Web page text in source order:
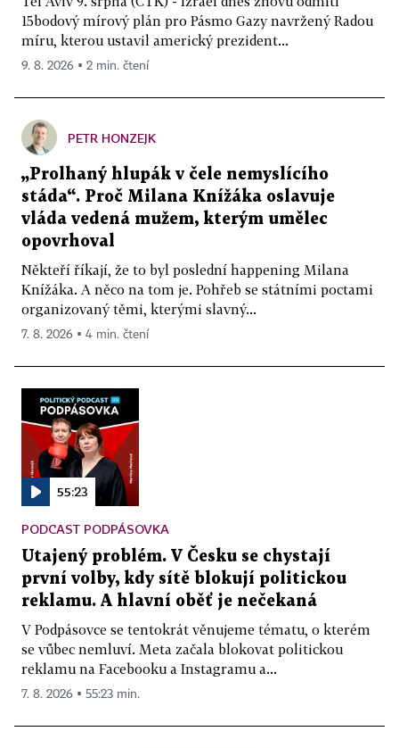
15bodový mírový plán pro Pásmo Gazy navržený Radou
míru, kterou ustavil americký prezident...
9. 8. 2026 ▪ 2 min. čtení
PETR HONZEJK
„Prolhaný hlupák v čele nemyslícího
stáda“. Proč Milana Knížáka oslavuje
vláda vedená mužem, kterým umělec
opovrhoval
Někteří říkají, že to byl poslední happening Milana
Knížáka. A něco na tom je. Pohřeb se státními poctami
organizovaný těmi, kterými slavný...
7. 8. 2026 ▪ 4 min. čtení
55:23
PODCAST PODPÁSOVKA
Utajený problém. V Česku se chystají
první volby, kdy sítě blokují politickou
reklamu. A hlavní oběť je nečekaná
V Podpásovce se tentokrát věnujeme tématu, o kterém
se vůbec nemluví. Meta začala blokovat politickou
reklamu na Facebooku a Instagramu a...
7. 8. 2026 ▪ 55:23 min.